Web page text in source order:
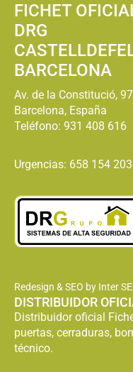
FICHET
DRG
BARCELONA
Av. de la Constitució,
Barcelona, España
Teléfono: 931 408 616
Urgencias: 658 154 203
Redesign & SEO by Inter
DISTRIBUIDOR
Distribuidor oficial
puertas, cerraduras,
técnico.